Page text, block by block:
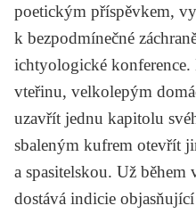
poetickým příspěvkem,
k bezpodmínečné
ichtyologické konference.
vteřinu, velkolepým
uzavřít jednu kapitolu
sbaleným kufrem otevřít
a spasitelskou. Už během
dostává indicie